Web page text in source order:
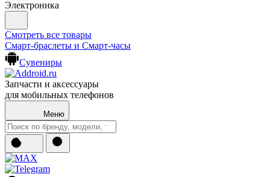
Электроника
Смотреть все товары
Смарт-браслеты и Смарт-часы
Сувениры
Запчасти и аксессуары
для мобильных телефонов
Меню